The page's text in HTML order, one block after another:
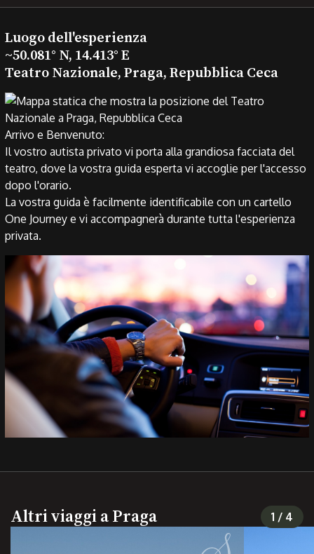
Luogo dell'esperienza
~50.081° N, 14.413° E
Teatro Nazionale, Praga, Repubblica Ceca
Arrivo e Benvenuto:
Il vostro autista privato vi porta alla grandiosa facciata del
teatro, dove la vostra guida esperta vi accoglie per l'accesso
dopo l'orario.
La vostra guida è facilmente identificabile con un cartello
One Journey e vi accompagnerà durante tutta l'esperienza
privata.
Altri viaggi a Praga 1 / 4